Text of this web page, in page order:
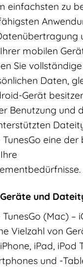
einfachsten zu
mobilen
Sie
Daten,
Gerät
Benutzung und
eine der
und
(Mac) –
Vielzahl von
iPad, iPod
und -